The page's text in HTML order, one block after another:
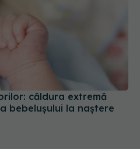
căldura extremă
bebelușului la naștere